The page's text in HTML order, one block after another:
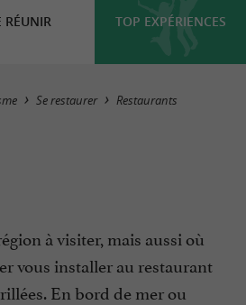
RÉUNIR TOP EXPÉRIENCES
Masquer la carte
Se restaurer Restaurants
à visiter, mais aussi où
vous installer au restaurant
En bord de mer ou